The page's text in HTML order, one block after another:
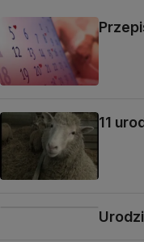
11